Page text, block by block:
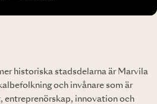
historiska stadsdelarna är Marvila
och invånare som är
entreprenörskap, innovation och